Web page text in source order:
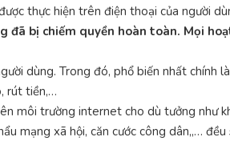
thực hiện trên điện thoại của người
bị chiếm quyền hoàn toàn. Mọi
dùng. Trong đó, phổ biến nhất chính
rút tiền,…
môi trường internet cho dù tưởng như
mạng xã hội, căn cước công dân,,…